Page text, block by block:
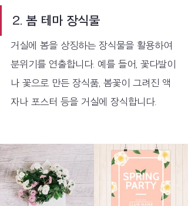
2. 봄 테마 장식물
거실에 봄을 상징하는 장식물을 활용하여
분위기를 연출합니다. 예를 들어, 꽃다발이
나 꽃으로 만든 장식품, 봄꽃이 그려진 액
자나 포스터 등을 거실에 장식합니다.